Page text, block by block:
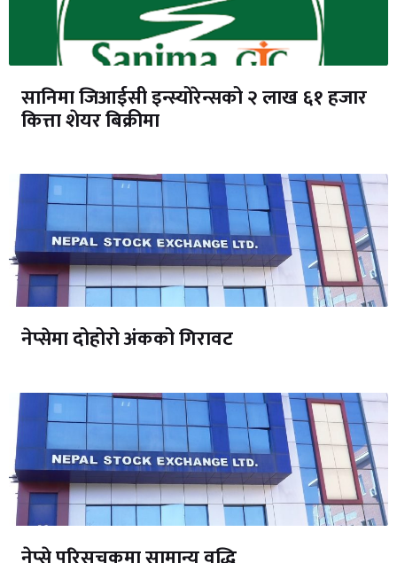
सानिमा जिआईसी इन्स्योरेन्सको २ लाख ६१ हजार
कित्ता शेयर बिक्रीमा
नेप्सेमा दोहोरो अंकको गिरावट